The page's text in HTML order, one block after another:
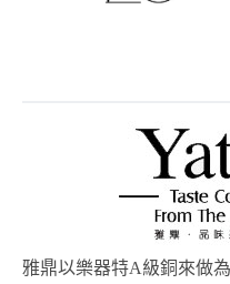
雅鼎以樂器特A級銅來做